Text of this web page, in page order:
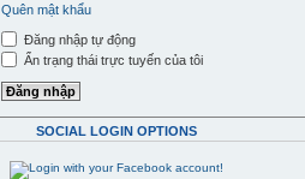
Quên mật khẩu
Đăng nhập tự động
Ẩn trạng thái trực tuyến của tôi
SOCIAL LOGIN OPTIONS